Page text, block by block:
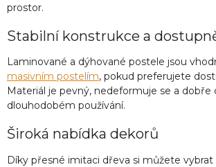
p
i
s
u
prostor.
Stabilní konstrukce a
Laminované a dýhované postele jsou
masivním postelím, pokud preferujete
Materiál je pevný, nedeformuje se a dobře
dlouhodobém používání.
Široká nabídka dekorů
Díky přesné imitaci dřeva si můžete